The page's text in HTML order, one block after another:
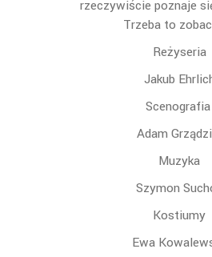
rzeczywiście poznaje
Trzeba to
Reżyseria
Jakub
Scenografia
Adam
Muzyka
Szymon
Kostiumy
Ewa